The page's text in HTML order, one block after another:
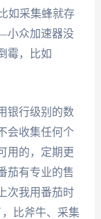
如采集蜂就存
小众加速器没
霉，比如
银行级别的数
会收集任何个
用的，定期更
茄有专业的售
次我用番茄时
比斧牛、采集